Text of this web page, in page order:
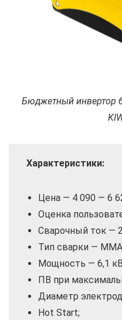
Бюджетный инвертор
Характеристики:
Цена — 4 090 — 6
Оценка
Сварочный ток —
Тип сварки —
Мощность — 6,1
ПВ при
Диаметр
Hot Start;